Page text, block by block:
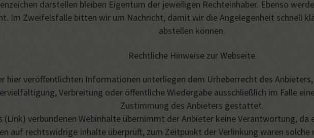
darstellen bleiben Eigentum der jeweiligen Rechteinhaber. Ebenso
Im Zweifelsfalle bitten wir um Nachricht, damit wir die Angelegenheit schnell
abstellen können.
Rechtliche Hinweise zur Webseite
hier veröffentlichten Informationen unterliegen dem Urheberrecht des
Verbreitung oder öffentliche Wiedergabe ausschließlich im Falle
Zustimmung des Anbieters gestattet.
(Link) verbundenen Webinhalte übernimmt der Anbieter keine Verantwortung,
auf rechtswidrige Inhalte überprüft, zum Zeitpunkt der Verlinkung waren